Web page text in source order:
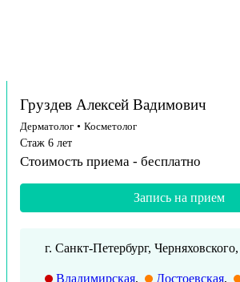
Груздев Алексей Вадимович
Дерматолог • Косметолог
Стаж 6 лет
Стоимость приема - бесплатно
Запись на прием
г. Санкт-Петербург,
Владимирская, Достоевская,